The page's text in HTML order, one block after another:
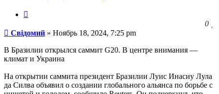
0
Сообщение
Свідомий » Ноябрь 18, 2024, 7:25 pm
В Бразилии открылся саммит G20. В центре внимания —
климат и Украина
На открытии саммита президент Бразилии Луис Инасиу Лула
да Силва объявил о создании глобального альянса по борьбе с